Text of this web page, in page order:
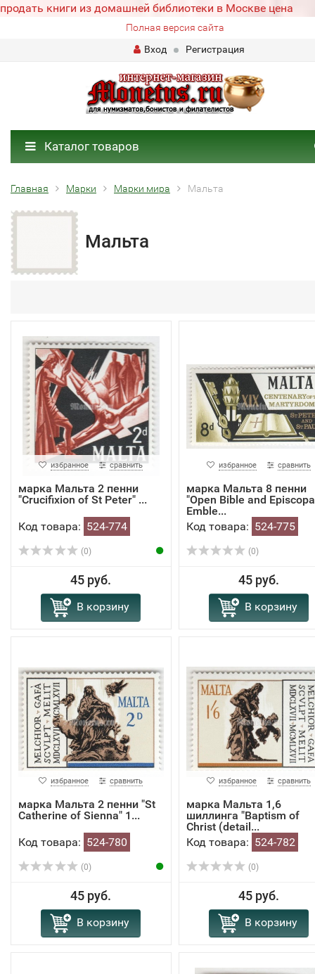
продать книги из домашней библиотеки в Москве цена
Полная версия сайта
Вход
Регистрация
Каталог товаров
Главная Марки Марки мира Мальта
Мальта
избранное сравнить
марка Мальта 2 пенни
"Crucifixion of St Peter" ...
Код товара: 524-774
(0)
45 руб.
В корзину
избранное сравнить
марка Мальта 8 пенни
"Open Bible and
Emble...
Код товара: 524-775
(0)
45 руб.
В корзину
избранное сравнить
марка Мальта 2 пенни "St
Catherine of Sienna" 1...
Код товара: 524-780
(0)
45 руб.
В корзину
избранное сравнить
марка Мальта 1,6
шиллинга "Baptism of
Christ (detail...
Код товара: 524-782
(0)
45 руб.
В корзину